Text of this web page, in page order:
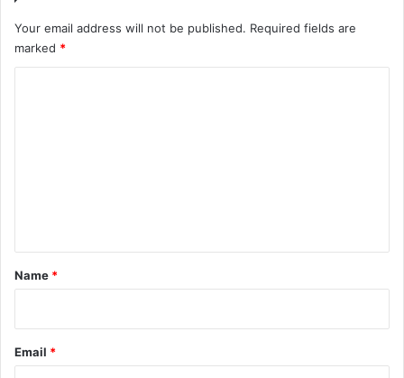
Your email address will not be published. Required fields are
marked *
*
Name *
Email *